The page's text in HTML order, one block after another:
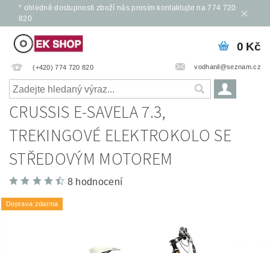
* ohledně dostupnosti zboží nás prosím kontaktujte na 774 720
820
(+420) 774 720 820 vodhanil@seznam.cz
0 Kč
CRUSSIS E-SAVELA 7.3,
TREKINGOVÉ ELEKTROKOLO SE
STŘEDOVÝM MOTOREM
8 hodnocení
Doprava zdarma